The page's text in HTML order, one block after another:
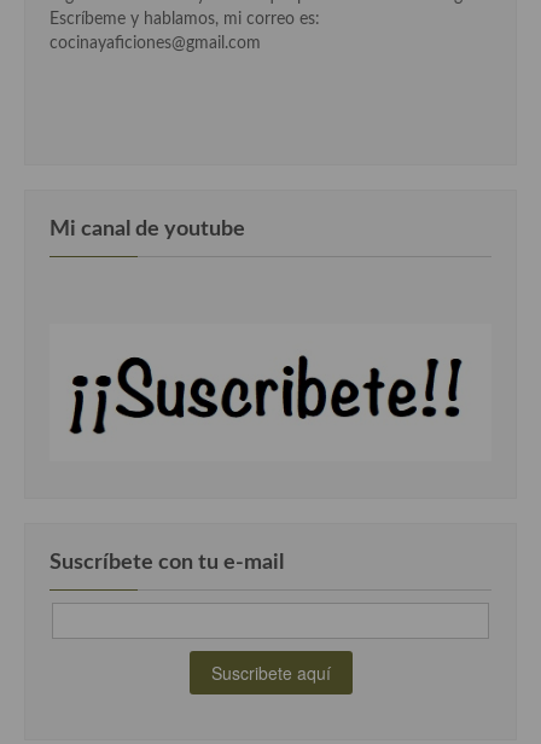
Escríbeme y hablamos, mi correo es:
cocinayaficiones@gmail.com
Mi canal de youtube
Suscríbete con tu e-mail